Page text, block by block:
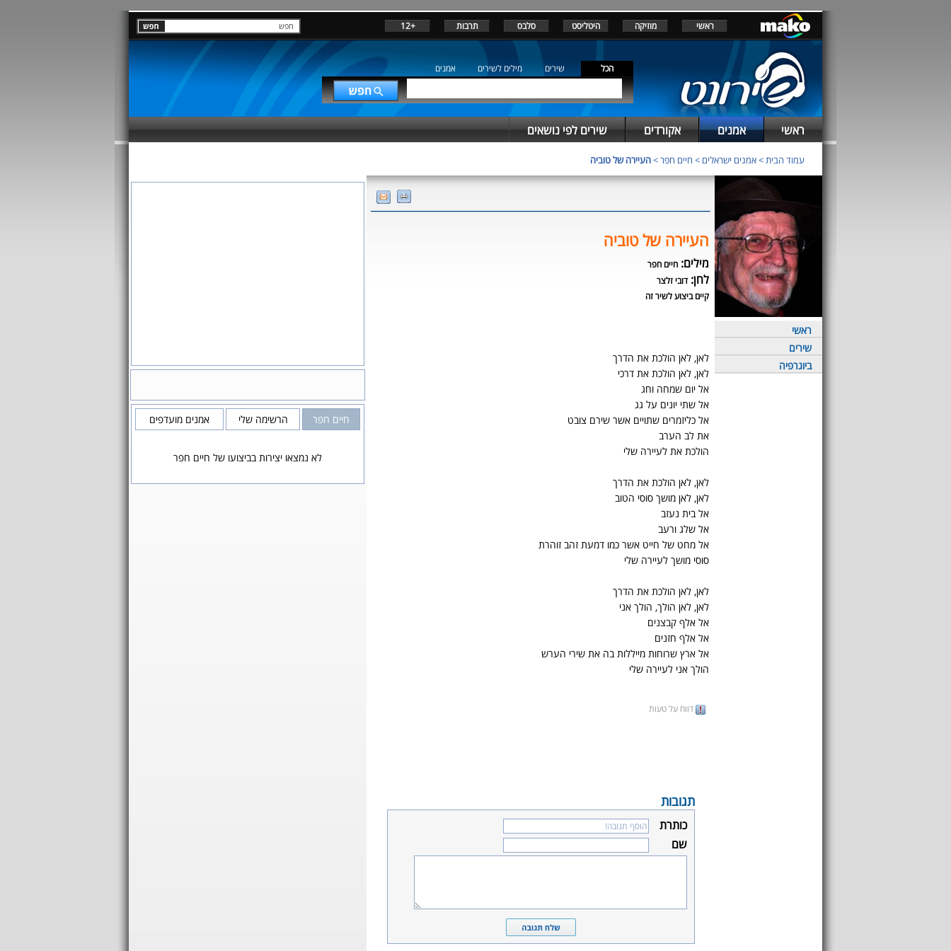
ראשי מוזיקה היטליסט סלבס תרבות +12
הכל שירים מילים לשירים אמנים
ראשי אמנים אקורדים שירים לפי נושאים
עמוד הבית>אמנים ישראלים > חיים חפר>העיירה של טוביה
ראשי
שירים
ביוגרפיה
העיירה של טוביה
מילים: חיים חפר
לחן:דובי זלצר
קיים ביצוע לשיר זה
לאן, לאן הולכת את הדרך
לאן, לאן הולכת את דרכי
אל יום שמחה וחג
אל שתי יונים על גג
אל כליזמרים שתויים אשר שירם צובט
את לב הערב
הולכת את לעיירה שלי
לאן, לאן הולכת את הדרך
לאן, לאן מושך סוסי הטוב
אל בית נעזב
אל שלג ורעב
אל מחט של חייט אשר כמו דמעת זהב זוהרת
סוסי מושך לעיירה שלי
לאן, לאן הולכת את הדרך
לאן, לאן הולך, הולך אני
אל אלף קבצנים
אל אלף חזנים
אל ארץ שרוחות מייללות בה את שירי הערש
הולך אני לעיירה שלי
דווח על טעות
תגובות
כותרת
שם
חיים חפר הרשימה שלי אמנים מועדפים
לא נמצאו יצירות בביצועו של חיים חפר